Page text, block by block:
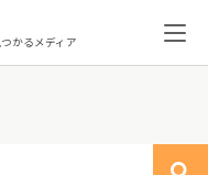
かるメディア